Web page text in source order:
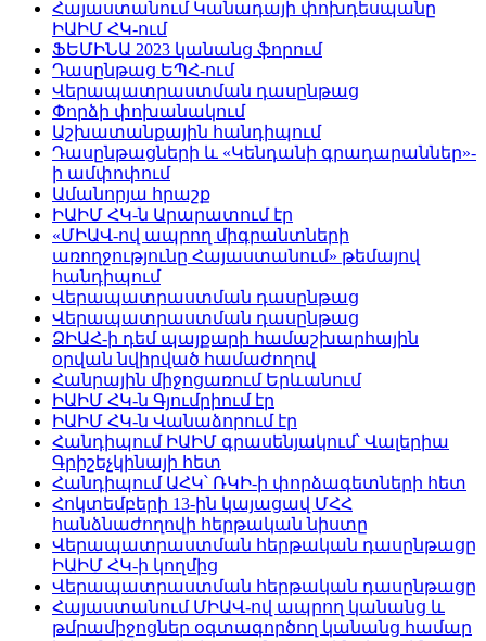
Հայաստանում Կանադայի փոխդեսպանը
ԻԱԻՄ ՀԿ-ում
ՖԵՄԻՆԱ 2023 կանանց ֆորում
Դասընթաց ԵՊՀ-ում
Վերապատրաստման դասընթաց
Փորձի փոխանակում
Աշխատանքային հանդիպում
Դասընթացների և «Կենդանի գրադարաններ»-
ի ամփոփում
Ամանորյա հրաշք
ԻԱԻՄ ՀԿ-ն Արարատում էր
«ՄԻԱՎ-ով ապրող միգրանտների
առողջությունը Հայաստանում» թեմայով
հանդիպում
Վերապատրաստման դասընթաց
Վերապատրաստման դասընթաց
ՁԻԱՀ-ի դեմ պայքարի համաշխարհային
օրվան նվիրված համաժողով
Հանրային միջոցառում Երևանում
ԻԱԻՄ ՀԿ-ն Գյումրիում էր
ԻԱԻՄ ՀԿ-ն Վանաձորում էր
Հանդիպում ԻԱԻՄ գրասենյակում՝ Վալերիա
Գրիշեչկինայի հետ
Հանդիպում ԱՀԿ՝ ՌԿԻ-ի փորձագետների հետ
Հոկտեմբերի 13-ին կայացավ ՄՀՀ
հանձնաժողովի հերթական նիստը
Վերապատրաստման հերթական դասընթացը
ԻԱԻՄ ՀԿ-ի կողմից
Վերապատրաստման հերթական դասընթացը
Հայաստանում ՄԻԱՎ-ով ապրող կանանց և
թմրամիջոցներ օգտագործող կանանց համար